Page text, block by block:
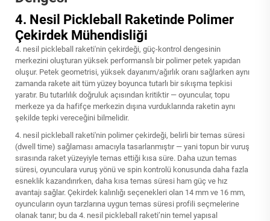
4. Nesil Pickleball Raketinde Polimer
Çekirdek Mühendisliği
4. nesil pickleball raketi'nin çekirdeği, güç-kontrol dengesinin
merkezini oluşturan yüksek performanslı bir polimer petek yapıdan
oluşur. Petek geometrisi, yüksek dayanım/ağırlık oranı sağlarken aynı
zamanda rakete ait tüm yüzey boyunca tutarlı bir sıkışma tepkisi
yaratır. Bu tutarlılık doğruluk açısından kritiktir — oyuncular, topu
merkeze ya da hafifçe merkezin dışına vurduklarında raketin aynı
şekilde tepki vereceğini bilmelidir.
4. nesil pickleball raketi'nin polimer çekirdeği, belirli bir temas süresi
(dwell time) sağlaması amacıyla tasarlanmıştır — yani topun bir vuruş
sırasında raket yüzeyiyle temas ettiği kısa süre. Daha uzun temas
süresi, oyunculara vuruş yönü ve spin kontrolü konusunda daha fazla
esneklik kazandırırken, daha kısa temas süresi ham güç ve hız
avantajı sağlar. Çekirdek kalınlığı seçenekleri olan 14 mm ve 16 mm,
oyuncuların oyun tarzlarına uygun temas süresi profili seçmelerine
olanak tanır; bu da 4. nesil pickleball raketi’nin temel yapısal